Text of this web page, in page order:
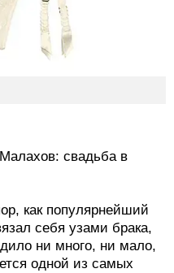
свадьба в
как популярнейший
себя узами брака,
ни много, ни мало,
одной из самых